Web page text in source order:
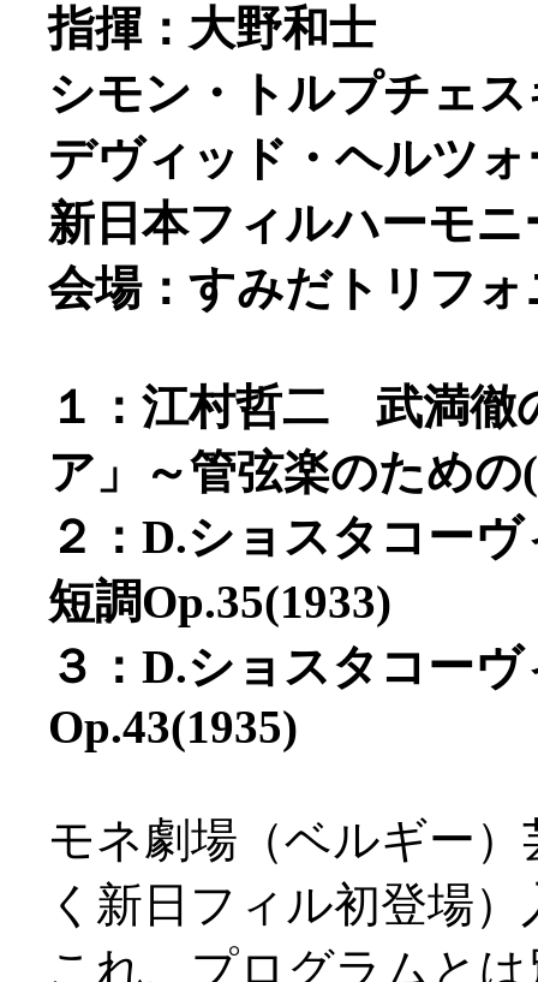
指揮：大野和士
シモン・トルプチェ
デヴィッド・ヘルツ
新日本フィルハーモニ
会場：すみだトリフ
１：江村哲二 武満徹
ア」～管弦楽のための
２：D.ショスタコー
短調Op.35(1933)
３：D.ショスタコー
Op.43(1935)
モネ劇場（ベルギー
く新日フィル初登場
これ、プログラムと